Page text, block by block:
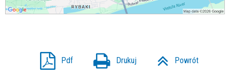
Pdf Drukuj Powrót